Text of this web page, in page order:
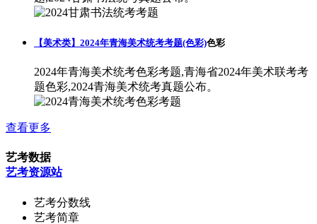
【美术类】2024年青海美术统考考题(色彩)色彩
2024年青海美术统考色彩考题,青海省2024年美术联考考
题色彩,2024青海美术统考真题公布。
查看更多
艺考数据
艺考资源站
艺考分数线
艺考简章